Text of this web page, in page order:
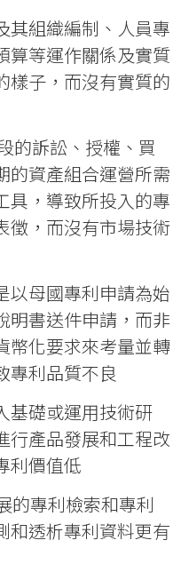
其組織編制、人員專
算等運作關係及實質
樣子，而沒有實質的
的訴訟、授權、買
的資產組合運營所需
具，導致所投入的專
徵，而沒有市場技術
以母國專利申請為始
明書送件申請，而非
幣化要求來考量並轉
專利品質不良
基礎或運用技術研
行產品發展和工程改
利價值低
的專利檢索和專利
和透析專利資料更有